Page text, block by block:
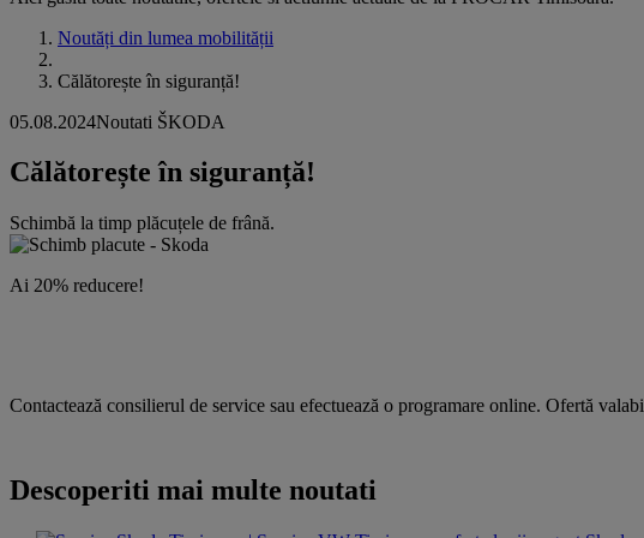
Noutăți din lumea mobilității
Călătorește în siguranță!
05.08.2024Noutati ŠKODA
Călătorește în siguranță!
Schimbă la timp plăcuțele de frână.
Ai 20% reducere!
Contactează consilierul de service sau efectuează o programare online. Ofertă
Descoperiti mai multe noutati